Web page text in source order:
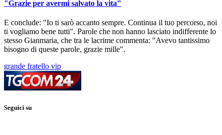
"Grazie per avermi salvato la vita"
E conclude: "Io ti sarò accanto sempre. Continua il tuo percorso, noi
ti vogliamo bene tutti". Parole che non hanno lasciato indifferente lo
stesso Gianmaria, che tra le lacrime commenta: "Avevo tantissimo
bisogno di queste parole, grazie mille".
grande fratello vip
Seguici su